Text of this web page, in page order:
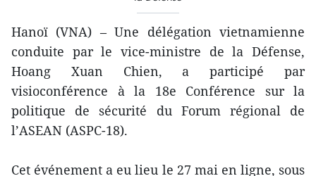
Hanoï (VNA) – Une délégation vietnamienne
conduite par le vice-ministre de la Défense,
Hoang Xuan Chien, a participé par
visioconférence à la 18e Conférence sur la
politique de sécurité du Forum régional de
l’ASEAN (ASPC-18).
Cet événement a eu lieu le 27 mai en ligne, sous